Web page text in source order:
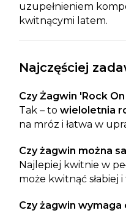
uzupełnieniem
kwitnącymi latem.
Najczęściej
Czy Żagwin 'Rock On
Tak – to wieloletnia
na mróz i łatwa w
Czy żagwin można
Najlepiej kwitnie w
może kwitnąć słabiej
Czy żagwin wymaga